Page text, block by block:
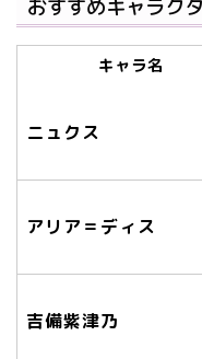
おすすめキャラク
キャラ名
ニュクス
アリア＝ディス
吉備紫津乃